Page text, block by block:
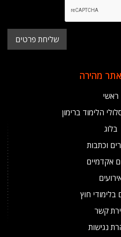
מהירה
ראשי
הלימוד ברימון
בלוג
וכתבות
אקדמיים
בלימודי חוץ
קשר
נגישות